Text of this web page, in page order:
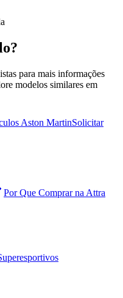
para mais informações
modelos similares em
Aston MartinSolicitar
Por Que Comprar na Attra